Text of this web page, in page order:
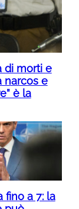
di morti e
narcos e
è la
fino a 7: la